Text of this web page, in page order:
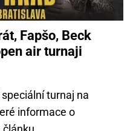
Fapšo, Beck
air turnaji
turnaj na
informace o